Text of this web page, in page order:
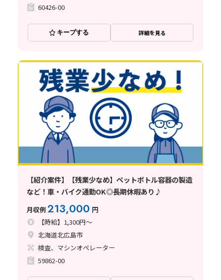
60426-00
キープする 詳細を見る
【紹介案件】【残業少なめ】ペットボトル容器の製造
など！車・バイク通勤OK◎長期休暇あり♪
月収例213,000 円
【時給】1,300円～
北海道北広島市
検査、マシンオペレーター
59862-00